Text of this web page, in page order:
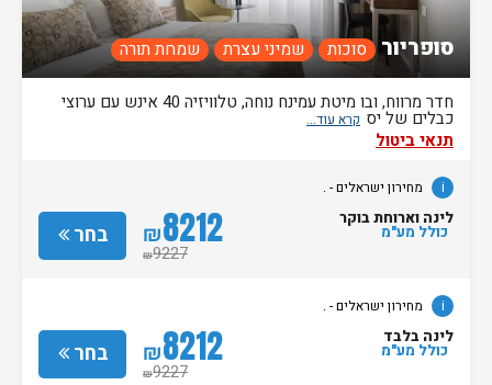
סופריור סוכות שמיני עצרת שמחת תורה
חדר מרווח, ובו מיטת עמינח נוחה, טלוויזיה 40 אינש עם ערוצי
כבלים של יס
תנאי ביטול
i מחירון ישראלים - .
בחר ₪8212
₪9227
לינה וארוחת בוקר
כולל מע"מ
i מחירון ישראלים - .
בחר ₪8212
₪9227
לינה בלבד
כולל מע"מ